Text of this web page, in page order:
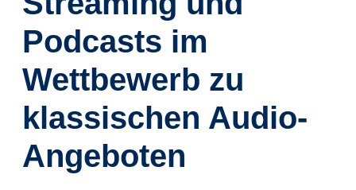
Podcasts im
Wettbewerb zu
klassischen Audio-
Angeboten